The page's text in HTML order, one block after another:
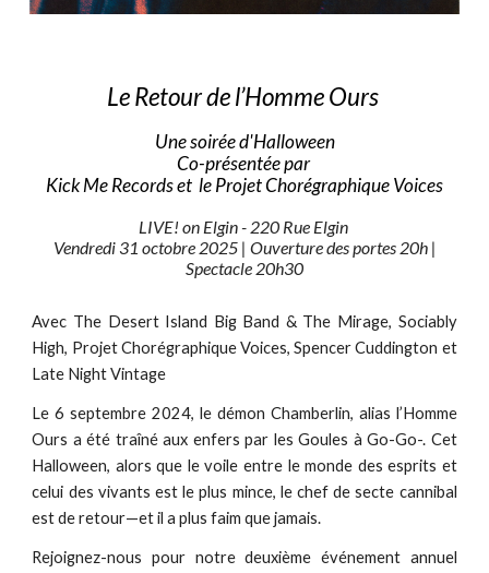
Le Retour de l’Homme Ours
Une soirée d'Halloween
Co-présentée par
Kick Me Records et le Projet Chorégraphique Voices
LIVE! on Elgin - 220 Rue Elgin
Vendredi 31 octobre 2025 | Ouverture des portes 20h |
Spectacle 20h30
Avec The Desert Island Big Band & The Mirage, Sociably
High, Projet Chorégraphique Voices, Spencer Cuddington et
Late Night Vintage
Le 6 septembre 2024, le démon Chamberlin, alias l’Homme
Ours a été traîné aux enfers par les Goules à Go-Go-. Cet
Halloween, alors que le voile entre le monde des esprits et
celui des vivants est le plus mince, le chef de secte cannibal
est de retour—et il a plus faim que jamais.
Rejoignez-nous pour notre deuxième événement annuel